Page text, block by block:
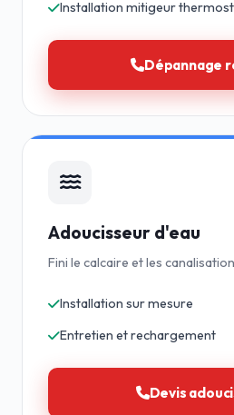
Installation mitigeur
Dépannage
Adoucisseur d'eau
Fini le calcaire et les
Installation sur mesure
Entretien et rechargement
Devis